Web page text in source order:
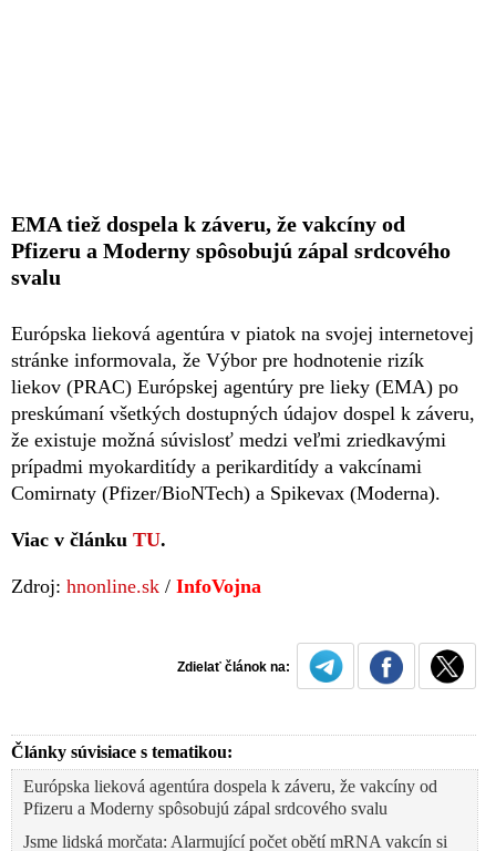
EMA tiež dospela k záveru, že vakcíny od
Pfizeru a Moderny spôsobujú zápal srdcového
svalu
Európska lieková agentúra v piatok na svojej internetovej
stránke informovala, že Výbor pre hodnotenie rizík
liekov (PRAC) Európskej agentúry pre lieky (EMA) po
preskúmaní všetkých dostupných údajov dospel k záveru,
že existuje možná súvislosť medzi veľmi zriedkavými
prípadmi myokarditídy a perikarditídy a vakcínami
Comirnaty (Pfizer/BioNTech) a Spikevax (Moderna).
Viac v článku TU.
Zdroj: hnonline.sk / InfoVojna
Zdielať článok na:
Články súvisiace s tematikou:
Európska lieková agentúra dospela k záveru, že vakcíny od
Pfizeru a Moderny spôsobujú zápal srdcového svalu
Jsme lidská morčata: Alarmující počet obětí mRNA vakcín si